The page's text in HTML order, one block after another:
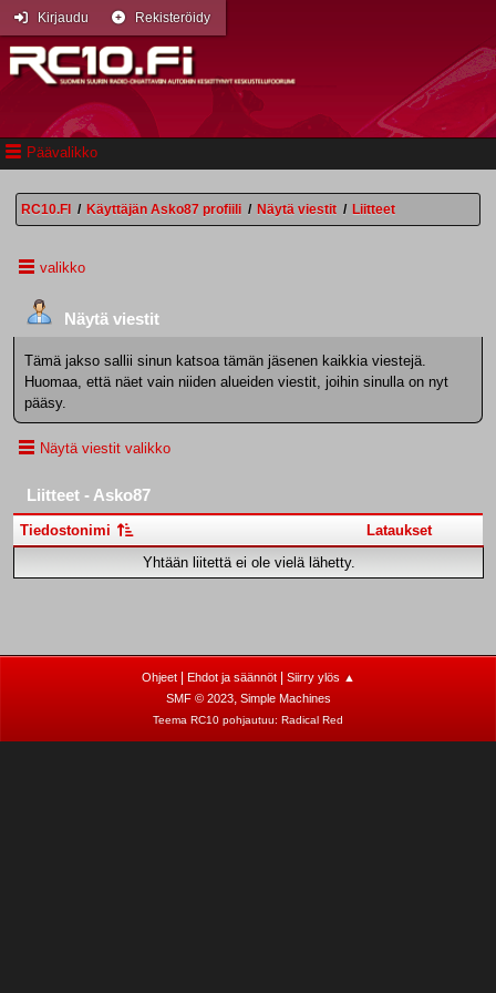
Päävalikko
Kirjaudu Rekisteröidy
RC10.FI / Käyttäjän Asko87 profiili / Näytä viestit / Liitteet
valikko
Näytä viestit
Tämä jakso sallii sinun katsoa tämän jäsenen kaikkia viestejä.
Huomaa, että näet vain niiden alueiden viestit, joihin sinulla on nyt
pääsy.
Näytä viestit valikko
Liitteet - Asko87
Tiedostonimi
Lataukset
Yhtään liitettä ei ole vielä lähetty.
Ohjeet| Ehdot ja säännöt|
Siirry ylös ▲
SMF © 2023, Simple Machines
Teema RC10 pohjautuu: Radical Red